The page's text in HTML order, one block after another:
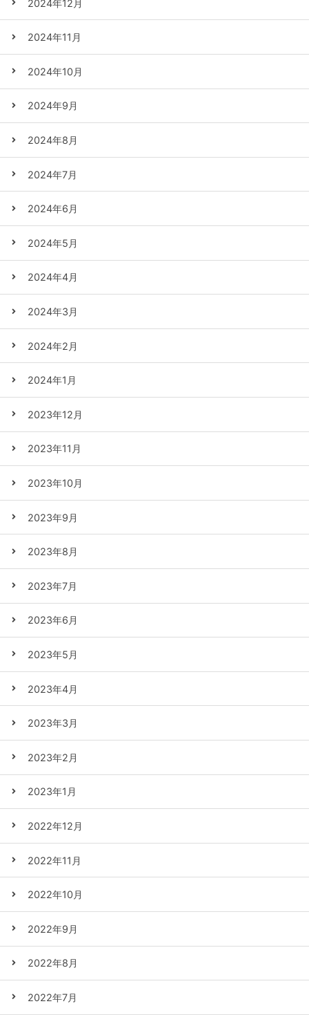
2024年12月
2024年11月
2024年10月
2024年9月
2024年8月
2024年7月
2024年6月
2024年5月
2024年4月
2024年3月
2024年2月
2024年1月
2023年12月
2023年11月
2023年10月
2023年9月
2023年8月
2023年7月
2023年6月
2023年5月
2023年4月
2023年3月
2023年2月
2023年1月
2022年12月
2022年11月
2022年10月
2022年9月
2022年8月
2022年7月